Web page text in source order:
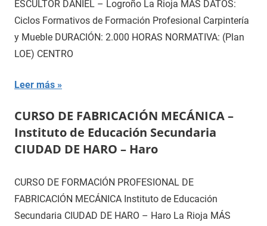
ESCULTOR DANIEL – Logroño La Rioja MÁS DATOS:
Ciclos Formativos de Formación Profesional Carpintería
y Mueble DURACIÓN: 2.000 HORAS NORMATIVA: (Plan
LOE) CENTRO
Leer más
CURSO DE FABRICACIÓN MECÁNICA –
Instituto de Educación Secundaria
CIUDAD DE HARO – Haro
CURSO DE FORMACIÓN PROFESIONAL DE
FABRICACIÓN MECÁNICA Instituto de Educación
Secundaria CIUDAD DE HARO – Haro La Rioja MÁS